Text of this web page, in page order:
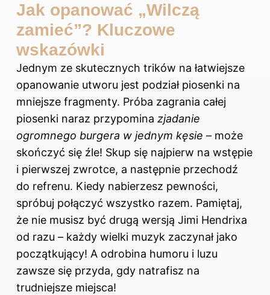
Jak opanować „Wilczą
zamieć”? Kluczowe
wskazówki
Jednym ze skutecznych trików na łatwiejsze
opanowanie utworu jest podział piosenki na
mniejsze fragmenty. Próba zagrania całej
piosenki naraz przypomina zjadanie
ogromnego burgera w jednym kęsie – może
skończyć się źle! Skup się najpierw na wstępie
i pierwszej zwrotce, a następnie przechodź
do refrenu. Kiedy nabierzesz pewności,
spróbuj połączyć wszystko razem. Pamiętaj,
że nie musisz być drugą wersją Jimi Hendrixa
od razu – każdy wielki muzyk zaczynał jako
początkujący! A odrobina humoru i luzu
zawsze się przyda, gdy natrafisz na
trudniejsze miejsca!